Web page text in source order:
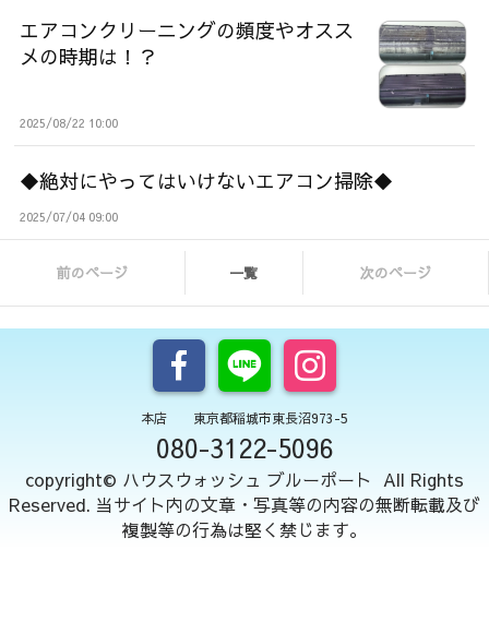
エアコンクリーニングの頻度やオスス
メの時期は！？
2025/08/22 10:00
◆絶対にやってはいけないエアコン掃除◆
2025/07/04 09:00
前のページ 一覧 次のページ
本店 東京都稲城市東長沼973-5
080-3122-5096
copyright© ハウスウォッシュ ブルーポート All Rights
Reserved. 当サイト内の文章・写真等の内容の無断転載及び
複製等の行為は堅く禁じます。